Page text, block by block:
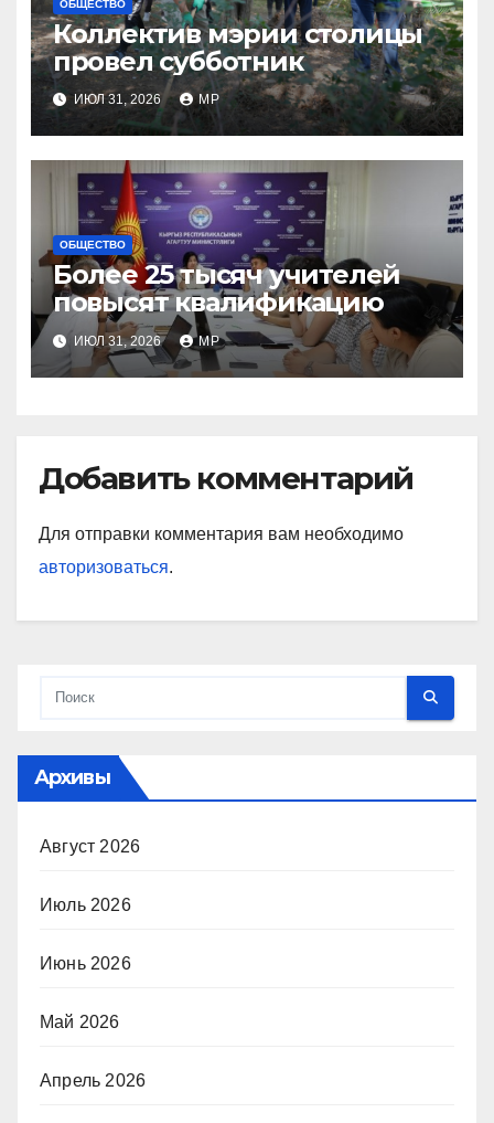
ОБЩЕСТВО
Коллектив мэрии столицы
провел субботник
ИЮЛ 31, 2026 MP
ОБЩЕСТВО
Более 25 тысяч учителей
повысят квалификацию
ИЮЛ 31, 2026 MP
Добавить комментарий
Для отправки комментария вам необходимо
авторизоваться.
Архивы
Август 2026
Июль 2026
Июнь 2026
Май 2026
Апрель 2026